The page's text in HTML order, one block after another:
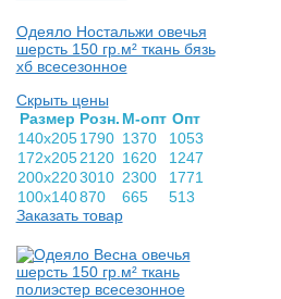
Одеяло Ностальжи овечья
шерсть 150 гр.м² ткань бязь
хб всесезонное
Скрыть цены
Раз­мер Розн. М-опт Опт
140х205 1790 1370
1053
172х205 2120 1620
1247
200х2203010 2300
1771
100х140870 665
513
Заказать товар